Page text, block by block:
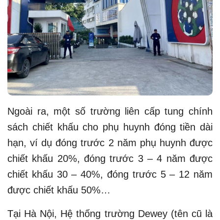
Ngoài ra, một số trường liên cấp tung chính
sách chiết khấu cho phụ huynh đóng tiền dài
hạn, ví dụ đóng trước 2 năm phụ huynh được
chiết khấu 20%, đóng trước 3 – 4 năm được
chiết khấu 30 – 40%, đóng trước 5 – 12 năm
được chiết khấu 50%…
Tại Hà Nội, Hệ thống trường Dewey (tên cũ là